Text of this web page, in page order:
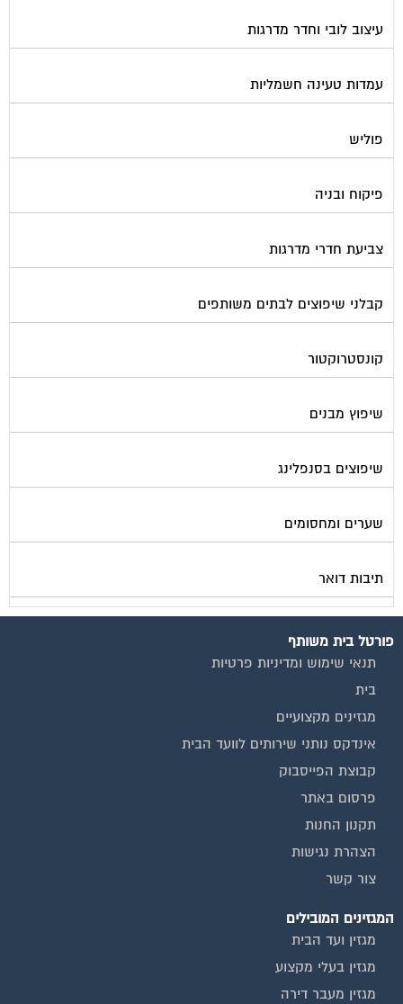
עיצוב לובי וחדר מדרגות
עמדות טעינה חשמליות
פוליש
פיקוח ובניה
צביעת חדרי מדרגות
קבלני שיפוצים לבתים משותפים
קונסטרוקטור
שיפוץ מבנים
שיפוצים בסנפלינג
שערים ומחסומים
תיבות דואר
פורטל בית משותף
תנאי שימוש ומדיניות פרטיות
בית
מגזינים מקצועיים
אינדקס נותני שירותים לוועד הבית
קבוצת הפייסבוק
פרסום באתר
תקנון החנות
הצהרת נגישות
צור קשר
המגזינים המובילים
מגזין ועד הבית
מגזין בעלי מקצוע
מגזין מעבר דירה